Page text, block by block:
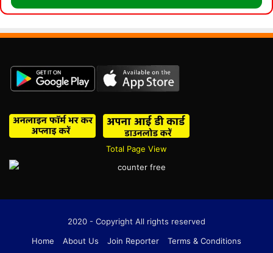
Total Page View
2020 - Copyright All rights reserved
Home
About Us Join Reporter Terms & Conditions